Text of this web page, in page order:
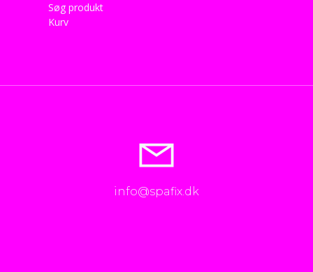
Søg produkt
Kurv
info@spafix.dk